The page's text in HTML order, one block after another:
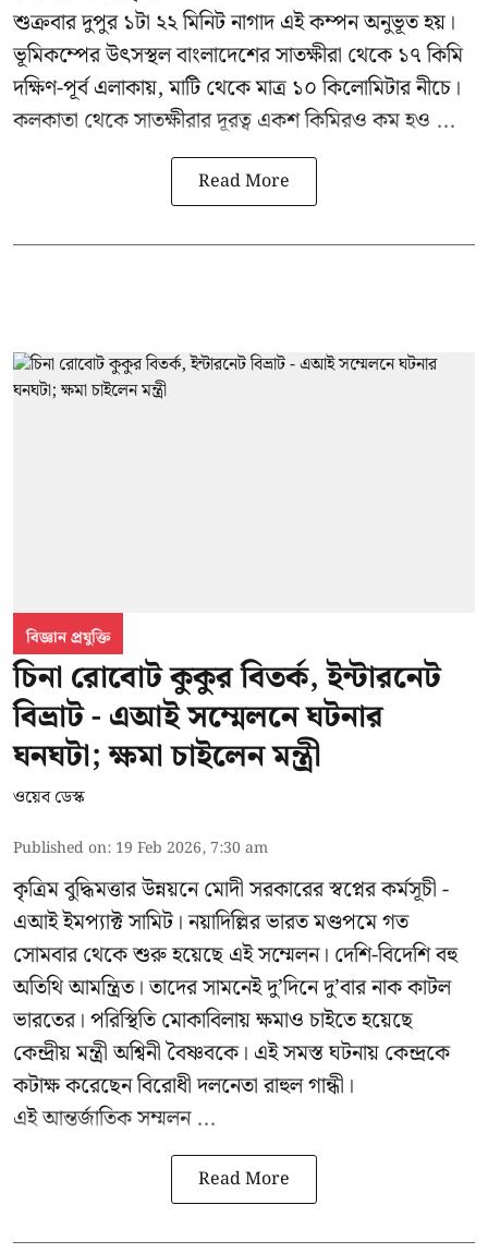
শুক্রবার দুপুর ১টা ২২ মিনিট নাগাদ এই কম্পন অনুভূত হয়।
ভূমিকম্পের উৎসস্থল বাংলাদেশের সাতক্ষীরা থেকে ১৭ কিমি
দক্ষিণ-পূর্ব এলাকায়, মাটি থেকে মাত্র ১০ কিলোমিটার নীচে।
কলকাতা থেকে সাতক্ষীরার দূরত্ব একশ কিমিরও কম হও ...
Read More
বিজ্ঞান প্রযুক্তি
চিনা রোবোট কুকুর বিতর্ক, ইন্টারনেট
বিভ্রাট - এআই সম্মেলনে ঘটনার
ঘনঘটা; ক্ষমা চাইলেন মন্ত্রী
ওয়েব ডেস্ক
Published on: 19 Feb 2026, 7:30 am
কৃত্রিম বুদ্ধিমত্তার উন্নয়নে মোদী সরকারের স্বপ্নের কর্মসূচী -
এআই ইমপ্যাক্ট সামিট। নয়াদিল্লির ভারত মণ্ডপমে গত
সোমবার থেকে শুরু হয়েছে এই সম্মেলন। দেশি-বিদেশি বহু
অতিথি আমন্ত্রিত। তাদের সামনেই দু’দিনে দু’বার নাক কাটল
ভারতের। পরিস্থিতি মোকাবিলায় ক্ষমাও চাইতে হয়েছে
কেন্দ্রীয় মন্ত্রী অশ্বিনী বৈষ্ণবকে। এই সমস্ত ঘটনায় কেন্দ্রকে
কটাক্ষ করেছেন বিরোধী দলনেতা রাহুল গান্ধী।
এই আন্তর্জাতিক সম্মলন ...
Read More